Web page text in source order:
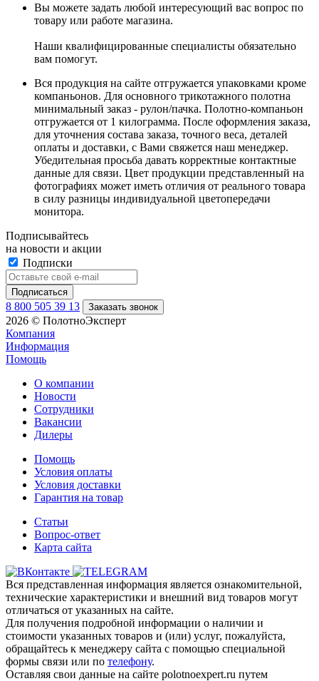
Вы можете задать любой интересующий вас вопрос по
товару или работе магазина.
Наши квалифицированные специалисты обязательно
вам помогут.
Вся продукция на сайте отгружается упаковками кроме
компаньонов. Для основного трикотажного полотна
минимальный заказ - рулон/пачка. Полотно-компаньон
отгружается от 1 килограмма. После оформления заказа,
для уточнения состава заказа, точного веса, деталей
оплаты и доставки, с Вами свяжется наш менеджер.
Убедительная просьба давать корректные контактные
данные для связи. Цвет продукции представленный на
фотографиях может иметь отличия от реального товара
в силу разницы индивидуальной цветопередачи
монитора.
Подписывайтесь
на новости и акции
Подписки
8 800 505 39 13 Заказать звонок
2026 © ПолотноЭксперт
Компания
Информация
Помощь
О компании
Новости
Сотрудники
Вакансии
Дилеры
Помощь
Условия оплаты
Условия доставки
Гарантия на товар
Статьи
Вопрос-ответ
Карта сайта
Вся представленная информация является ознакомительной,
технические характеристики и внешний вид товаров могут
отличаться от указанных на сайте.
Для получения подробной информации о наличии и
стоимости указанных товаров и (или) услуг, пожалуйста,
обращайтесь к менеджеру сайта с помощью специальной
формы связи или по телефону.
Оставляя свои данные на сайте polotnoexpert.ru путем